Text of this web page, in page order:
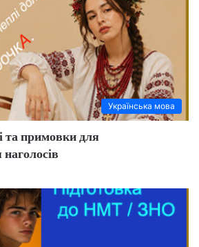
Українська мова
примовки для